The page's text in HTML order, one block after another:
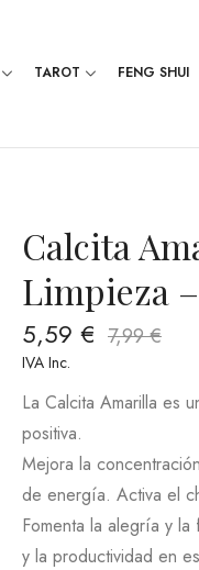
TAROT FENG SHUI
Calcita
Limpieza
5,59 € 7,99€
IVA Inc.
La Calcita Amarilla es
positiva.
Mejora la
de energía. Activa el
Fomenta la alegría y
y la productividad en